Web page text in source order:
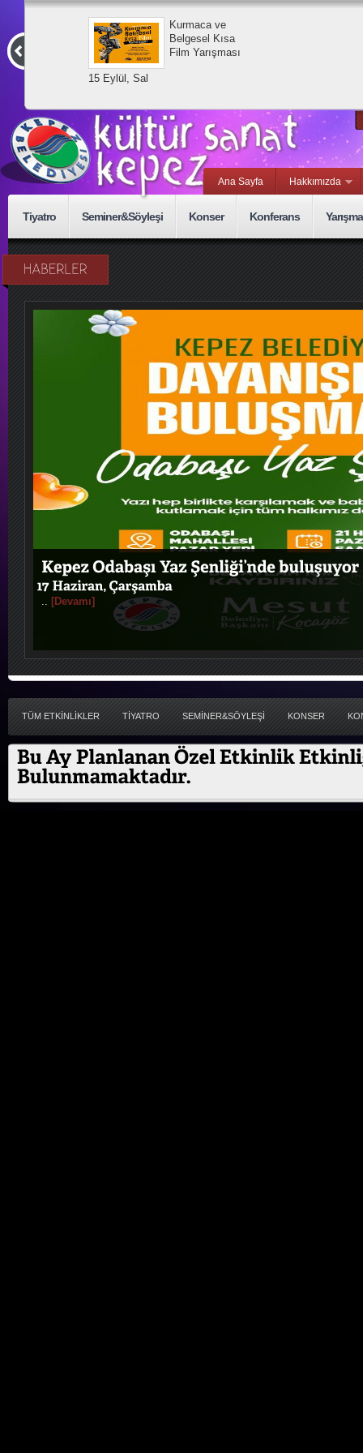
15 Eylül, Sal
Kurmaca ve
Belgesel Kısa
Film Yarışması
Ana Sayfa Hakkımızda
Tiyatro Seminer&Söyleşi Konser Konferans Yarışma
.. [Devamı]
TÜM ETKİNLİKLER TİYATRO SEMİNER&SÖYLEŞİ KONSER
ÖZEL ETKİNLİK